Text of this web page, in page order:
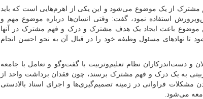
مشترک از یک موضوع می‌شود و این یکی از اهرم‌هایی است که باید
استفاده نمود، گفت: وقتی انسان‌ها درباره موضوع مهم و
موضوع باعث ایجاد یک هدف مشترک و درک و فهم مشترک در آنها
تا نهاد‌های مسئول وظیفه خود را در قبال آن به نحو احسن انجام
و دست‌اندرکاران نظام تعلیم‌وتربیت با گفت‌و‌گو و تعامل با جامعه
به یک درک و فهم مشترک برسند، چون فقدان برداشت واحد از
فراوانی در زمینه تصمیم‌گیری‌ها و اجرای اسناد بالادستی
می‌شود.